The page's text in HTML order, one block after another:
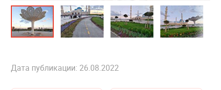
Дата публикации: 26.08.2022